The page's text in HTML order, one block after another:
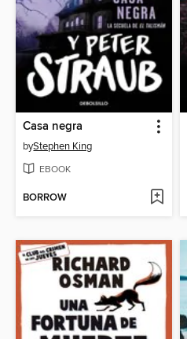
Casa negra
byStephen King
EBOOK
BORROW